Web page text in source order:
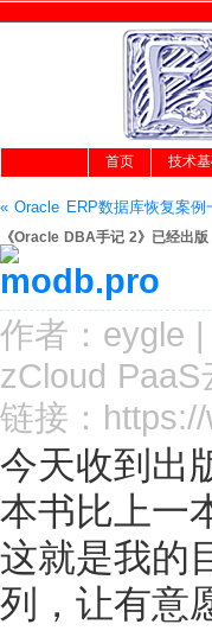
首页 技术
« Oracle ERP数据库恢复案例
《Oracle DBA手记 2》已经出版
作者： eygle |
zCloud PaaS
链接：
今天收到出
本书比上一
这就是我的
列，让有意